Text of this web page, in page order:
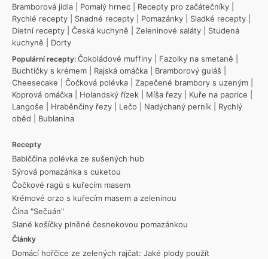
Bramborová jídla
Pomalý hrnec Recepty pro začátečníky
Rychlé recepty
Snadné recepty Pomazánky Sladké recepty
Dietní recepty
Česká kuchyně Zeleninové saláty
Studená
kuchyně
Dorty
Populární recepty: Čokoládové muffiny Fazolky na smetaně
Buchtičky s krémem
Rajská omáčka Bramborový guláš
Cheesecake
Čočková polévka Zapečené brambory s uzeným
Koprová omáčka
Holandský řízek Míša řezy Kuře na paprice
Langoše
Hraběnčiny řezy Lečo Nadýchaný perník
Rychlý
oběd
Bublanina
Recepty
Babiččina polévka ze sušených hub
Sýrová pomazánka s cuketou
Čočkové ragú s kuřecím masem
Krémové orzo s kuřecím masem a zeleninou
Čína "Sečuán"
Slané košíčky plněné česnekovou pomazánkou
Články
Domácí hořčice ze zelených rajčat: Jaké plody použít